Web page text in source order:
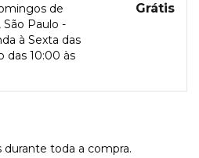
de
São Paulo -
à Sexta das
das 10:00 às
Grátis
durante toda a compra.